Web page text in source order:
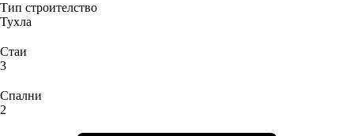
Тип строителство
Тухла
Стаи
3
Спални
2